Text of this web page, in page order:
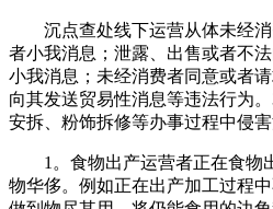
沉点查处线下运营从体未经消
者小我消息；泄露、出售或者不
小我消息；未经消费者同意或者
向其发送贸易性消息等违法行为
安拆、粉饰拆修等办事过程中侵
1。食物出产运营者正在食物
物华侈。例如正在出产加工过程